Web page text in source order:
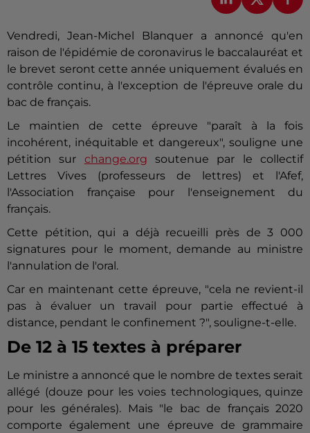
Vendredi, Jean-Michel Blanquer a annoncé qu'en
raison de l'épidémie de coronavirus le baccalauréat et
le brevet seront cette année uniquement évalués en
contrôle continu, à l'exception de l'épreuve orale du
bac de français.
Le maintien de cette épreuve "paraît à la fois
incohérent, inéquitable et dangereux", souligne une
pétition sur change.org soutenue par le collectif
Lettres Vives (professeurs de lettres) et l'Afef,
l'Association française pour l'enseignement du
français.
Cette pétition, qui a déjà recueilli près de 3 000
signatures pour le moment, demande au ministre
l'annulation de l'oral.
Car en maintenant cette épreuve, "cela ne revient-il
pas à évaluer un travail pour partie effectué à
distance, pendant le confinement ?", souligne-t-elle.
De 12 à 15 textes à préparer
Le ministre a annoncé que le nombre de textes serait
allégé (douze pour les voies technologiques, quinze
pour les générales). Mais "le bac de français 2020
comporte également une épreuve de grammaire